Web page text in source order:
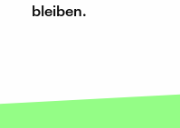
bleiben.